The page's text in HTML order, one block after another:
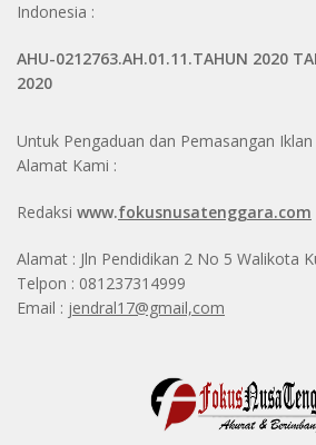
Indonesia :
AHU-0212763.AH.01.11.TAHUN 2020
2020
Untuk Pengaduan dan Pemasangan
Alamat Kami :
Redaksi www.fokusnusatenggara.com
Alamat : Jln Pendidikan 2 No 5 Walikota
Telpon : 081237314999
Email : jendral17@gmail,com